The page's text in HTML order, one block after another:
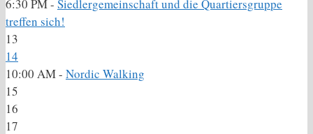
6:30 PM - Siedlergemeinschaft und die Quartiersgruppe
treffen sich!
13
14
10:00 AM - Nordic Walking
15
16
17